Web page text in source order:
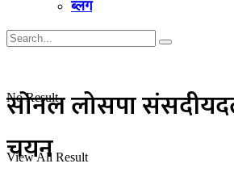
ब्लग
No Result
View All Result
सोनल लोसपा
चयन